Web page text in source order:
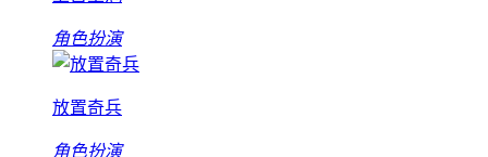
角色扮演
放置奇兵
角色扮演